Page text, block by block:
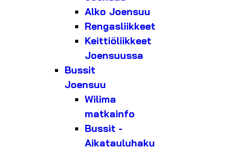
Alko Joensuu
Rengasliikkeet
Keittiöliikkeet
Joensuussa
Bussit
Joensuu
Wilima
matkainfo
Bussit -
Aikatauluhaku